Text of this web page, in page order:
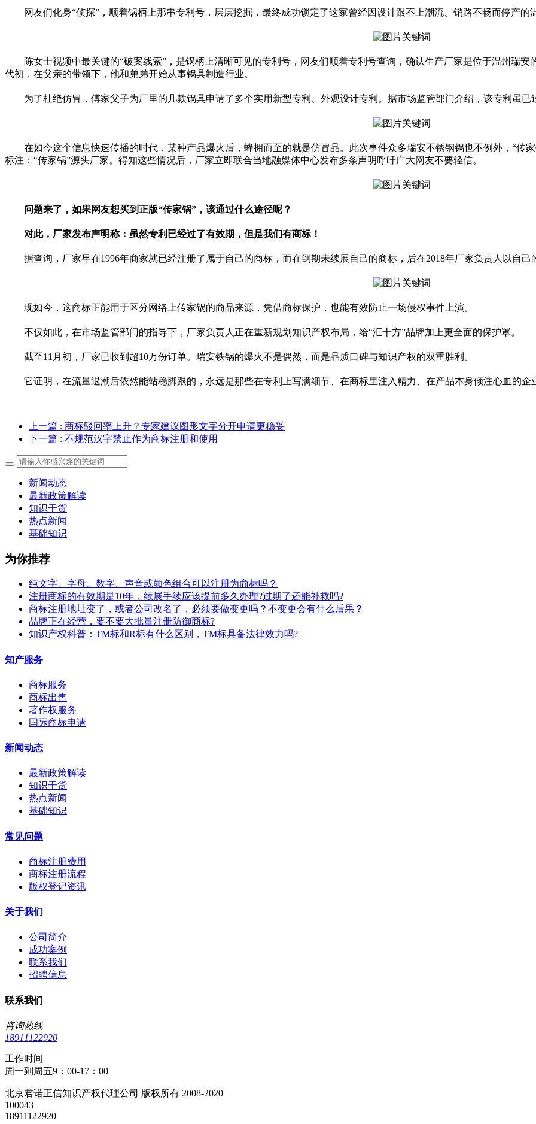
网友们化身“侦探”，顺着锅柄上那串专利号，层层挖掘，最终成功锁定了这家曾经因设计跟不上潮流、销路不畅而停产的
陈女士视频中最关键的“破案线索”，是锅柄上清晰可见的专利号，网友们顺着专利号查询，确认生产厂家是位于温州瑞安
代初，在父亲的带领下，他和弟弟开始从事锅具制造行业。
为了杜绝仿冒，傅家父子为厂里的几款锅具申请了多个实用新型专利、外观设计专利。据市场监管部门介绍，该专利虽已
在如今这个信息快速传播的时代，某种产品爆火后，蜂拥而至的就是仿冒品。此次事件众多瑞安不锈钢锅也不例外，“传
标注：“传家锅”源头厂家。得知这些情况后，厂家立即联合当地融媒体中心发布多条声明呼吁广大网友不要轻信。
问题来了，如果网友想买到正版“传家锅”，该通过什么途径呢？
对此，厂家发布声明称：虽然专利已经过了有效期，但是我们有商标！
据查询，厂家早在1996年商家就已经注册了属于自己的商标，而在到期未续展自己的商标，后在2018年厂家负责人以自己
现如今，这商标正能用于区分网络上传家锅的商品来源，凭借商标保护，也能有效防止一场侵权事件上演。
不仅如此，在市场监管部门的指导下，厂家负责人正在重新规划知识产权布局，给“汇十方”品牌加上更全面的保护罩。
截至11月初，厂家已收到超10万份订单。瑞安铁锅的爆火不是偶然，而是品质口碑与知识产权的双重胜利。
它证明，在流量退潮后依然能站稳脚跟的，永远是那些在专利上写满细节、在商标里注入精力、在产品本身倾注心血的企
上一篇 : 商标驳回率上升？专家建议图形文字分开申请更稳妥
下一篇 : 不规范汉字禁止作为商标注册和使用
新闻动态
最新政策解读
知识干货
热点新闻
基础知识
为你推荐
纯文字、字母、数字、声音或颜色组合可以注册为商标吗？
注册商标的有效期是10年，续展手续应该提前多久办理?过期了还能补救吗?
商标注册地址变了，或者公司改名了，必须要做变更吗？不变更会有什么后果？
​品牌正在经营，要不要大批量注册防御商标?
知识产权科普：TM标和R标有什么区别，TM标具备法律效力吗?
知产服务
商标服务
商标出售
著作权服务
国际商标申请
新闻动态
最新政策解读
知识干货
热点新闻
基础知识
常见问题
商标注册费用
商标注册流程
版权登记资讯
关于我们
公司简介
成功案例
联系我们
招聘信息
联系我们
咨询热线
18911122920
工作时间
周一到周五9：00-17：00
北京君诺正信知识产权代理公司 版权所有 2008-2020
100043
18911122920